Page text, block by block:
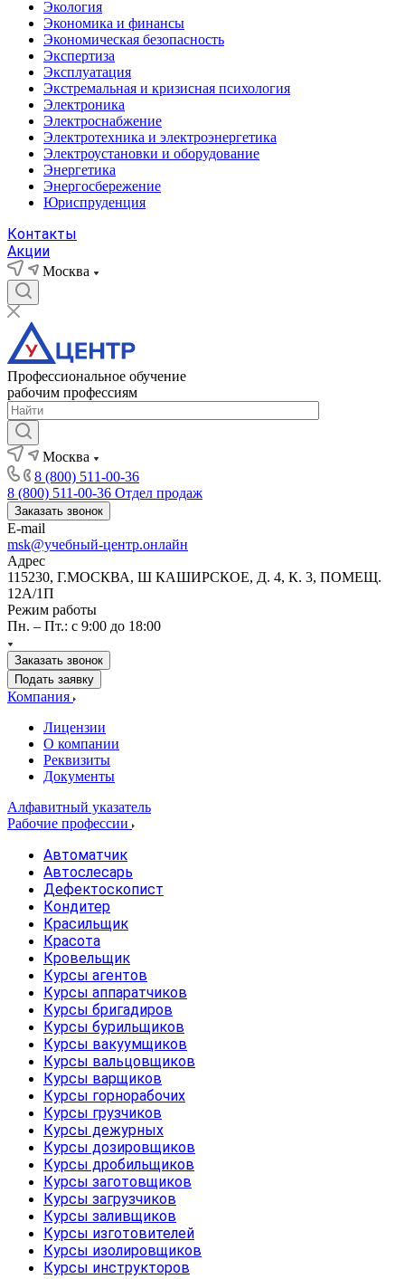
Экология
Экономика и финансы
Экономическая безопасность
Экспертиза
Эксплуатация
Экстремальная и кризисная психология
Электроника
Электроснабжение
Электротехника и электроэнергетика
Электроустановки и оборудование
Энергетика
Энергосбережение
Юриспруденция
Контакты
Акции
Москва
Профессиональное обучение
рабочим профессиям
Москва
8 (800) 511-00-36
8 (800) 511-00-36 Отдел продаж
Заказать звонок
E-mail
msk@учебный-центр.онлайн
Адрес
115230, Г.МОСКВА, Ш КАШИРСКОЕ, Д. 4, К. 3, ПОМЕЩ.
12А/1П
Режим работы
Пн. – Пт.: с 9:00 до 18:00
Заказать звонок
Подать заявку
Компания
Лицензии
О компании
Реквизиты
Документы
Алфавитный указатель
Рабочие профессии
Автоматчик
Автослесарь
Дефектоскопист
Кондитер
Красильщик
Красота
Кровельщик
Курсы агентов
Курсы аппаратчиков
Курсы бригадиров
Курсы бурильщиков
Курсы вакуумщиков
Курсы вальцовщиков
Курсы варщиков
Курсы горнорабочих
Курсы грузчиков
Курсы дежурных
Курсы дозировщиков
Курсы дробильщиков
Курсы заготовщиков
Курсы загрузчиков
Курсы заливщиков
Курсы изготовителей
Курсы изолировщиков
Курсы инструкторов